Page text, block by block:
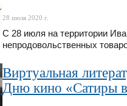
28 июля 2020 г.
С 28 июля на территории
непродовольственных
Виртуальная
Дню кино «Сатиры